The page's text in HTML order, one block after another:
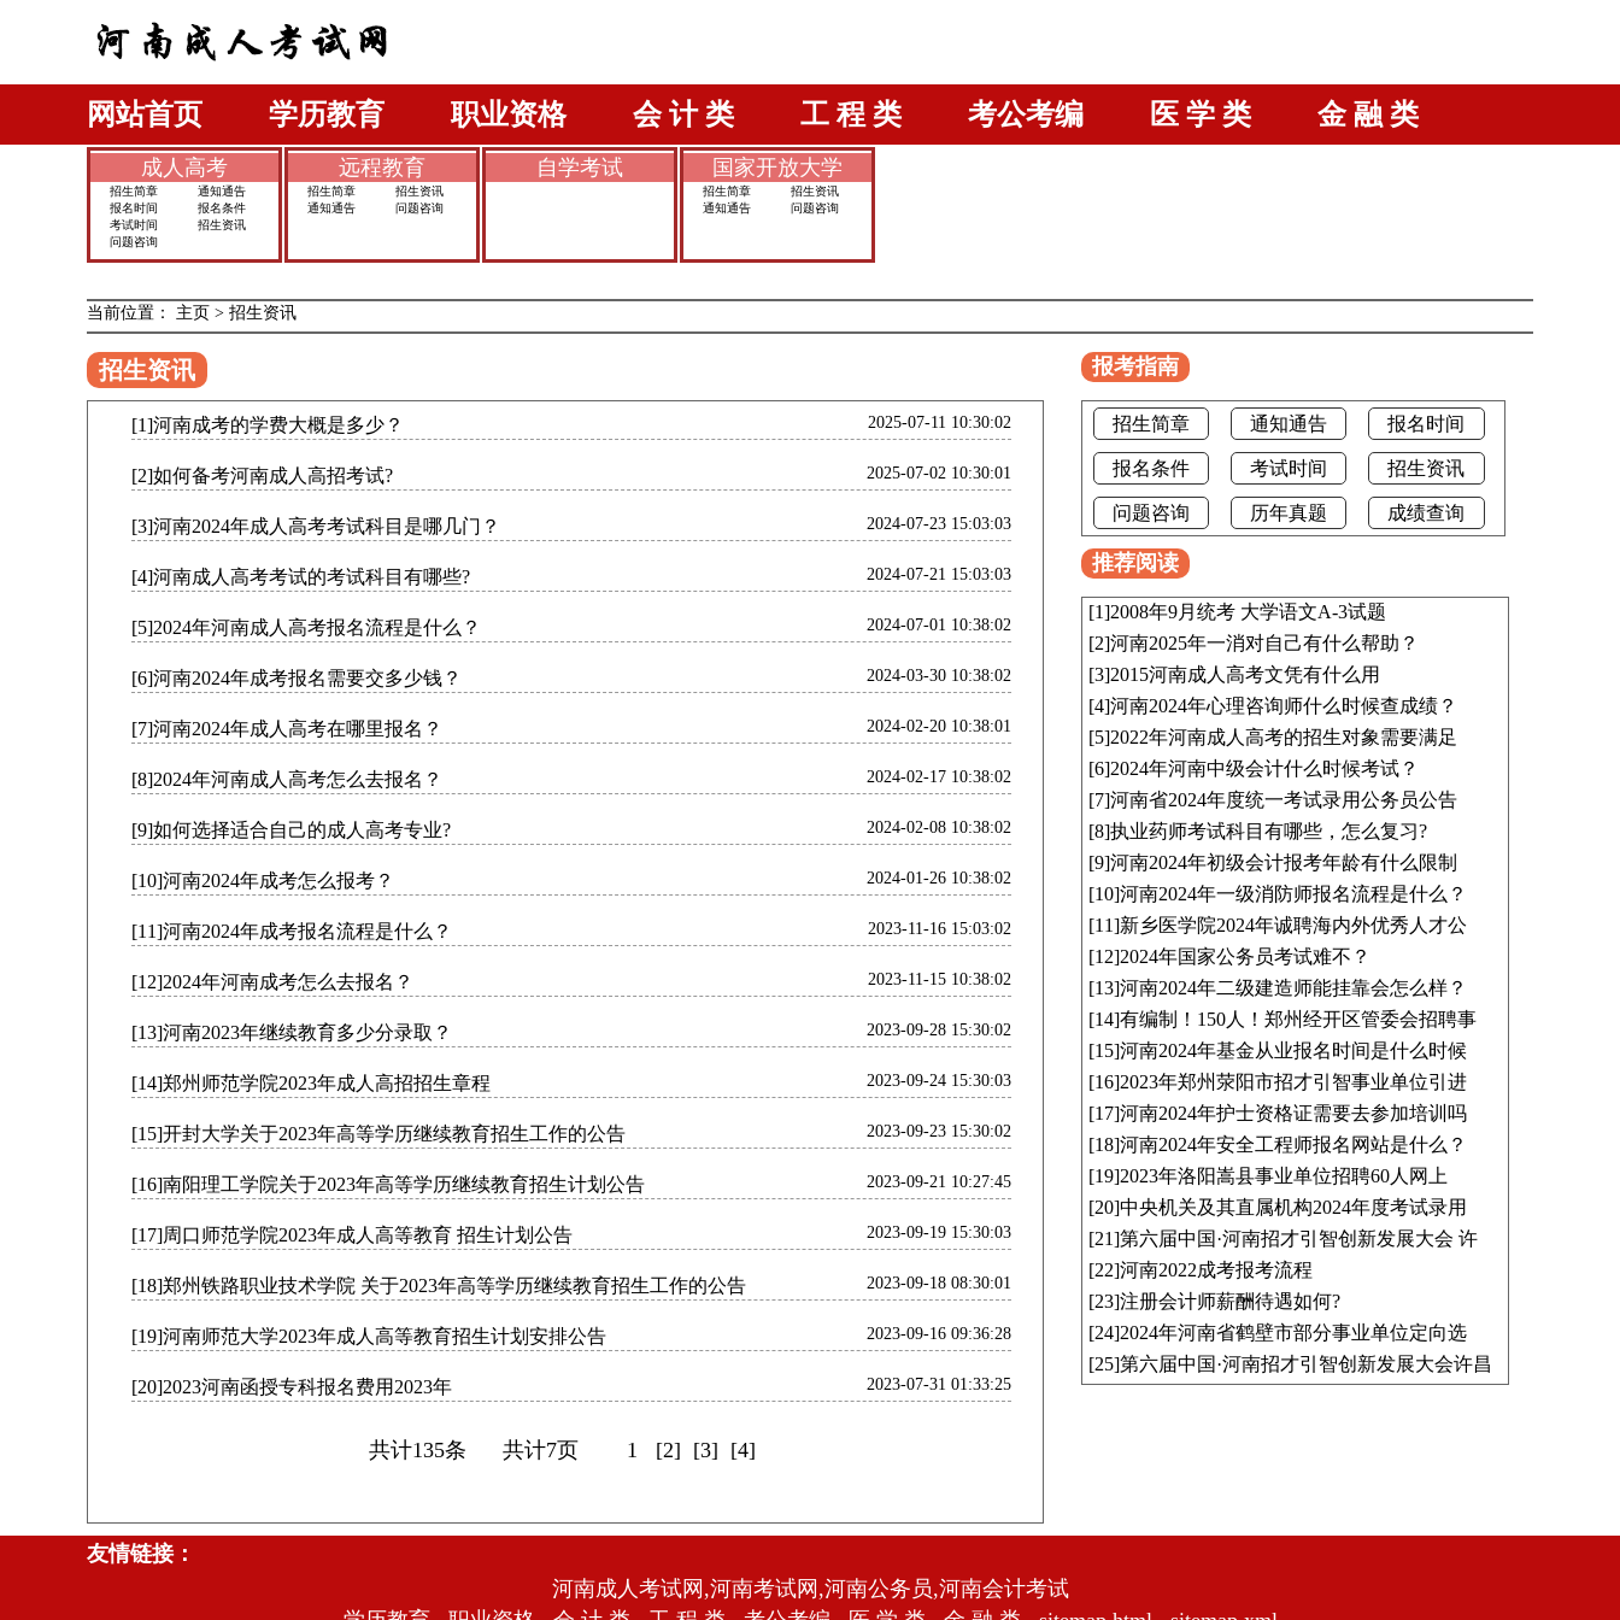
网站首页 学历教育 职业资格 会 计 类 工 程 类 考公考编 医 学 类 金 融 类
成人高考
招生简章
通知通告
报名时间
报名条件
考试时间
招生资讯
问题咨询
远程教育
招生简章
招生资讯
通知通告
问题咨询
自学考试 国家开放大学
招生简章
招生资讯
通知通告
问题咨询
当前位置： 主页 > 招生资讯
招生资讯
2025-07-11 10:30:02
[1]河南成考的学费大概是多少？
2025-07-02 10:30:01
[2]如何备考河南成人高招考试?
2024-07-23 15:03:03
[3]河南2024年成人高考考试科目是哪几门？
2024-07-21 15:03:03
[4]河南成人高考考试的考试科目有哪些?
2024-07-01 10:38:02
[5]2024年河南成人高考报名流程是什么？
2024-03-30 10:38:02
[6]河南2024年成考报名需要交多少钱？
2024-02-20 10:38:01
[7]河南2024年成人高考在哪里报名？
2024-02-17 10:38:02
[8]2024年河南成人高考怎么去报名？
2024-02-08 10:38:02
[9]如何选择适合自己的成人高考专业?
2024-01-26 10:38:02
[10]河南2024年成考怎么报考？
2023-11-16 15:03:02
[11]河南2024年成考报名流程是什么？
2023-11-15 10:38:02
[12]2024年河南成考怎么去报名？
2023-09-28 15:30:02
[13]河南2023年继续教育多少分录取？
2023-09-24 15:30:03
[14]郑州师范学院2023年成人高招招生章程
2023-09-23 15:30:02
[15]开封大学关于2023年高等学历继续教育招生工作的公告
2023-09-21 10:27:45
[16]南阳理工学院关于2023年高等学历继续教育招生计划公告
2023-09-19 15:30:03
[17]周口师范学院2023年成人高等教育 招生计划公告
2023-09-18 08:30:01
[18]郑州铁路职业技术学院 关于2023年高等学历继续教育招生工作的公告
2023-09-16 09:36:28
[19]河南师范大学2023年成人高等教育招生计划安排公告
2023-07-31 01:33:25
[20]2023河南函授专科报名费用2023年
共计135条 共计7页 1 [2] [3] [4]
报考指南
招生简章 通知通告 报名时间
报名条件 考试时间 招生资讯
问题咨询 历年真题 成绩查询
推荐阅读
[1]2008年9月统考 大学语文A-3试题
[2]河南2025年一消对自己有什么帮助？
[3]2015河南成人高考文凭有什么用
[4]河南2024年心理咨询师什么时候查成绩？
[5]2022年河南成人高考的招生对象需要满足
[6]2024年河南中级会计什么时候考试？
[7]河南省2024年度统一考试录用公务员公告
[8]执业药师考试科目有哪些，怎么复习?
[9]河南2024年初级会计报考年龄有什么限制
[10]河南2024年一级消防师报名流程是什么？
[11]新乡医学院2024年诚聘海内外优秀人才公
[12]2024年国家公务员考试难不？
[13]河南2024年二级建造师能挂靠会怎么样？
[14]有编制！150人！郑州经开区管委会招聘事
[15]河南2024年基金从业报名时间是什么时候
[16]2023年郑州荥阳市招才引智事业单位引进
[17]河南2024年护士资格证需要去参加培训吗
[18]河南2024年安全工程师报名网站是什么？
[19]2023年洛阳嵩县事业单位招聘60人网上
[20]中央机关及其直属机构2024年度考试录用
[21]第六届中国·河南招才引智创新发展大会 许
[22]河南2022成考报考流程
[23]注册会计师薪酬待遇如何?
[24]2024年河南省鹤壁市部分事业单位定向选
[25]第六届中国·河南招才引智创新发展大会许昌
友情链接：
河南成人考试网,河南考试网,河南公务员,河南会计考试